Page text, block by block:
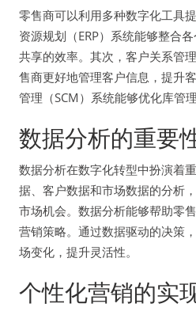
零售商可以利用多种数字化工具
资源规划（ERP）系统能够整合
共享的效率。其次，客户关系管
售商更好地管理客户信息，提升
管理（SCM）系统能够优化库管
数据分析的重要
数据分析在数字化转型中扮演着
据、客户数据和市场数据的分析
市场机会。数据分析能够帮助零
营销策略。通过数据驱动的决策
场变化，提升灵活性。
个性化营销的实